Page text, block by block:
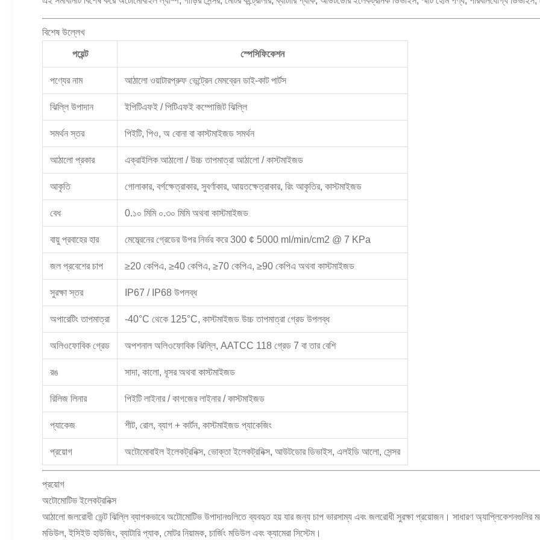
বিশেষ উল্লেখ
পয়েন্ট স্পেসিফিকেশন
পণ্যের নাম আঠালো ওয়াটারপ্রুফ ভেন্ট্রেন মেমব্রেন ডাই-কাট পার্টস
ঝিল্লি উপাদান ইপিটিএফই / পিটিএফই কম্পোজিট ঝিল্লি
সমর্থন স্তর পিইটি, পিও, অ বোনা বা কাস্টমাইজড সমর্থন
আঠালো প্রকার এক্রাইলিক আঠালো / উচ্চ তাপমাত্রা আঠালো / কাস্টমাইজড
আকৃতি গোলাকার, বর্গক্ষেত্রাকার, সুবর্ণাকার, আয়তক্ষেত্রাকার, রিং আকৃতির, কাস্টমাইজড
বেধ 0.১০ মিমি ০.৩০ মিমি অথবা কাস্টমাইজড
বায়ু প্রবাহের হার মেম্ব্রেনের গ্রেডের উপর নির্ভর করে 300 ¢ 5000 ml/min/cm2 @ 7 KPa
জল প্রবেশের চাপ ≥20 কেপিএ, ≥40 কেপিএ, ≥70 কেপিএ, ≥90 কেপিএ অথবা কাস্টমাইজড
সুরক্ষা স্তর IP67 / IP68 উপলব্ধ
অপারেটিং তাপমাত্রা -40°C থেকে 125°C, কাস্টমাইজড উচ্চ তাপমাত্রা গ্রেড উপলব্ধ
অলিওফোবিক গ্রেড অপশনাল অলিওফোবিক ঝিল্লি, AATCC 118 গ্রেড 7 বা তার বেশি
রঙ সাদা, কালো, ধূসর অথবা কাস্টমাইজড
রিলিজ লিনার পিইটি লাইনার / কাগজের লাইনার / কাস্টমাইজড
প্যাকেজ শীট, রোল, ব্যাগ + কার্টন, কাস্টমাইজড প্যাকেজিং
প্রয়োগ অটোমোবাইল ইলেকট্রনিক্স, ভোক্তা ইলেকট্রনিক্স, আউটডোর ডিভাইস, এলইডি আলো, সেন্সর
প্রয়োগ
অটোমোটিভ ইলেকট্রনিক্স
আঠালো জলরোধী ভেন্ট ঝিল্লি ব্যাপকভাবে অটোমোটিভ উপাদানগুলিতে ব্যবহৃত হয় যার জন্য চাপ ভারসাম্য এবং জলরোধী সুরক্ষা প্রয়োজন। সাধারণ অ্যাপ্লিকেশনগুলির
মডিউল, ইসিইউ হাউজিং, ব্যাটারি প্যাক, মোটর নিয়ামক, চার্জিং মডিউল এবং ক্যামেরা সিস্টেম।